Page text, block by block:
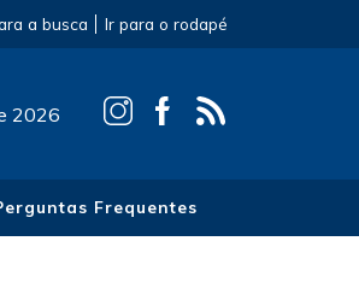
a busca Ir para o rodapé
2026
Frequentes